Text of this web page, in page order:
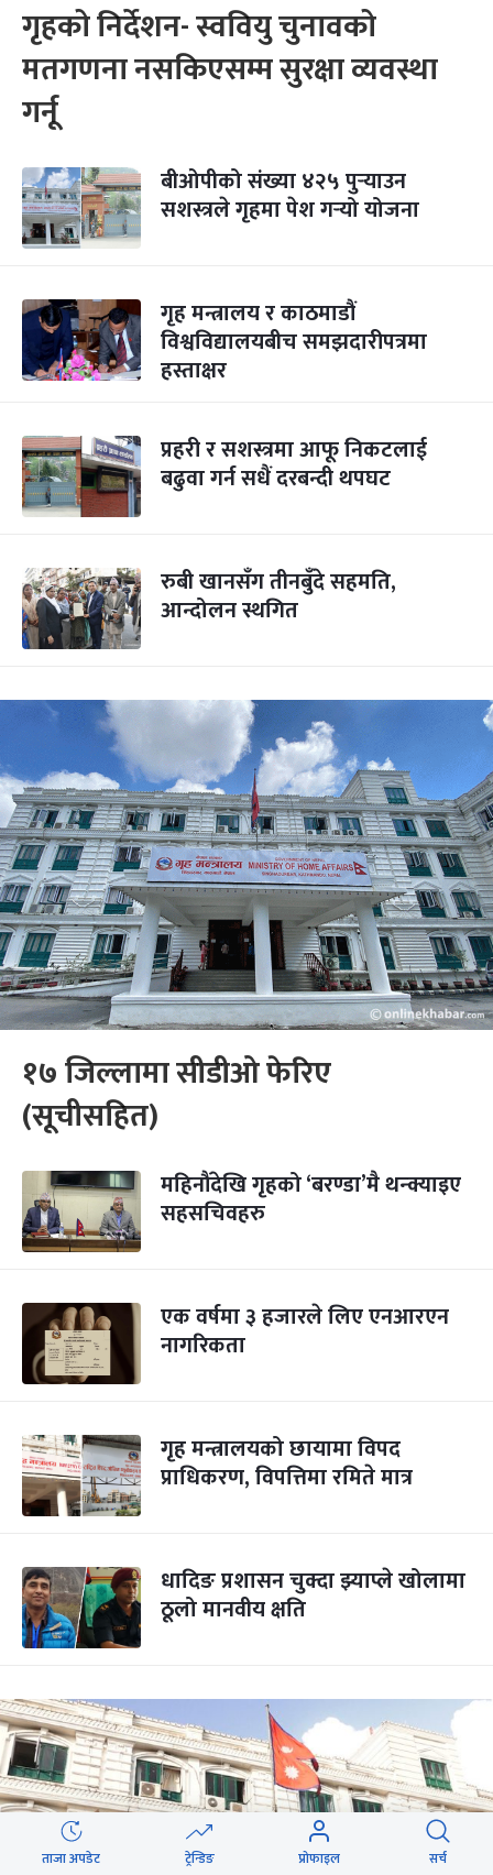
गृहको निर्देशन- स्ववियु चुनावको
मतगणना नसकिएसम्म सुरक्षा व्यवस्था
गर्नू
बीओपीको संख्या ४२५ पुर्‍याउन
सशस्त्रले गृहमा पेश गर्‍यो योजना
गृह मन्त्रालय र काठमाडौं
विश्वविद्यालयबीच समझदारीपत्रमा
हस्ताक्षर
प्रहरी र सशस्त्रमा आफू निकटलाई
बढुवा गर्न सधैं दरबन्दी थपघट
रुबी खानसँग तीनबुँदे सहमति,
आन्दोलन स्थगित
१७ जिल्लामा सीडीओ फेरिए
(सूचीसहित)
महिनौंदेखि गृहको ‘बरण्डा’मै थन्क्याइए
सहसचिवहरु
एक वर्षमा ३ हजारले लिए एनआरएन
नागरिकता
गृह मन्त्रालयको छायामा विपद
प्राधिकरण, विपत्तिमा रमिते मात्र
धादिङ प्रशासन चुक्दा झ्याप्ले खोलामा
ठूलो मानवीय क्षति
ताजा अपडेट ट्रेन्डिङ प्रोफाइल सर्च